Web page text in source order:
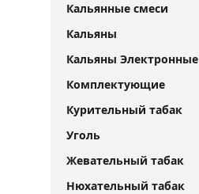
Кальянные смеси
Кальяны
Кальяны Электронные
Комплектующие
Курительный табак
Уголь
Жевательный табак
Нюхательный табак